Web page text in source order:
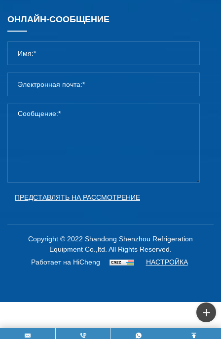
ОНЛАЙН-СООБЩЕНИЕ
ПРЕДСТАВЛЯТЬ НА РАССМОТРЕНИЕ
Copyright © 2022 Shandong Shenzhou Refrigeration
Equipment Co.,ltd. All Rights Reserved.
Работает на HiCheng
НАСТРОЙКА